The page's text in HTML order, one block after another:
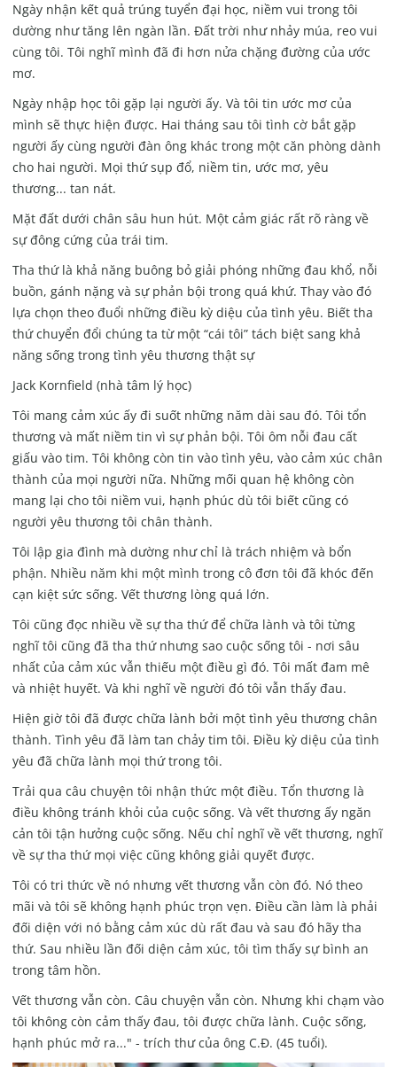
Ngày nhận kết quả trúng tuyển đại học, niềm vui trong tôi
dường như tăng lên ngàn lần. Đất trời như nhảy múa, reo vui
cùng tôi. Tôi nghĩ mình đã đi hơn nửa chặng đường của ước
mơ.
Ngày nhập học tôi gặp lại người ấy. Và tôi tin ước mơ của
mình sẽ thực hiện được. Hai tháng sau tôi tình cờ bắt gặp
người ấy cùng người đàn ông khác trong một căn phòng dành
cho hai người. Mọi thứ sụp đổ, niềm tin, ước mơ, yêu
thương... tan nát.
Mặt đất dưới chân sâu hun hút. Một cảm giác rất rõ ràng về
sự đông cứng của trái tim.
Tha thứ là khả năng buông bỏ giải phóng những đau khổ, nỗi
buồn, gánh nặng và sự phản bội trong quá khứ. Thay vào đó
lựa chọn theo đuổi những điều kỳ diệu của tình yêu. Biết tha
thứ chuyển đổi chúng ta từ một “cái tôi” tách biệt sang khả
năng sống trong tình yêu thương thật sự
Jack Kornfield (nhà tâm lý học)
Tôi mang cảm xúc ấy đi suốt những năm dài sau đó. Tôi tổn
thương và mất niềm tin vì sự phản bội. Tôi ôm nỗi đau cất
giấu vào tim. Tôi không còn tin vào tình yêu, vào cảm xúc chân
thành của mọi người nữa. Những mối quan hệ không còn
mang lại cho tôi niềm vui, hạnh phúc dù tôi biết cũng có
người yêu thương tôi chân thành.
Tôi lập gia đình mà dường như chỉ là trách nhiệm và bổn
phận. Nhiều năm khi một mình trong cô đơn tôi đã khóc đến
cạn kiệt sức sống. Vết thương lòng quá lớn.
Tôi cũng đọc nhiều về sự tha thứ để chữa lành và tôi từng
nghĩ tôi cũng đã tha thứ nhưng sao cuộc sống tôi - nơi sâu
nhất của cảm xúc vẫn thiếu một điều gì đó. Tôi mất đam mê
và nhiệt huyết. Và khi nghĩ về người đó tôi vẫn thấy đau.
Hiện giờ tôi đã được chữa lành bởi một tình yêu thương chân
thành. Tình yêu đã làm tan chảy tim tôi. Điều kỳ diệu của tình
yêu đã chữa lành mọi thứ trong tôi.
Trải qua câu chuyện tôi nhận thức một điều. Tổn thương là
điều không tránh khỏi của cuộc sống. Và vết thương ấy ngăn
cản tôi tận hưởng cuộc sống. Nếu chỉ nghĩ về vết thương, nghĩ
về sự tha thứ mọi việc cũng không giải quyết được.
Tôi có tri thức về nó nhưng vết thương vẫn còn đó. Nó theo
mãi và tôi sẽ không hạnh phúc trọn vẹn. Điều cần làm là phải
đối diện với nó bằng cảm xúc dù rất đau và sau đó hãy tha
thứ. Sau nhiều lần đối diện cảm xúc, tôi tìm thấy sự bình an
trong tâm hồn.
Vết thương vẫn còn. Câu chuyện vẫn còn. Nhưng khi chạm vào
tôi không còn cảm thấy đau, tôi được chữa lành. Cuộc sống,
hạnh phúc mở ra..." - trích thư của ông C.Đ. (45 tuổi).